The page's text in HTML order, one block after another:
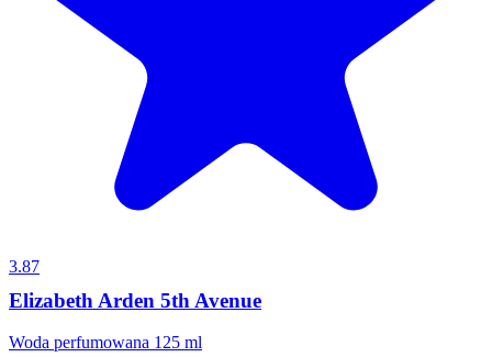
3.87
Elizabeth Arden 5th Avenue
Woda perfumowana 125 ml